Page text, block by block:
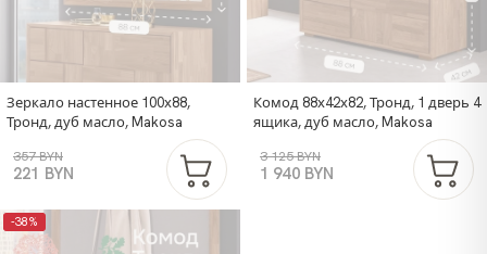
Зеркало настенное 100х88,
Тронд, дуб масло, Makosa
357 BYN
221 BYN
Комод 88х42х82, Тронд, 1 дверь 4
ящика, дуб масло, Makosa
3 125 BYN
1 940 BYN
-38%